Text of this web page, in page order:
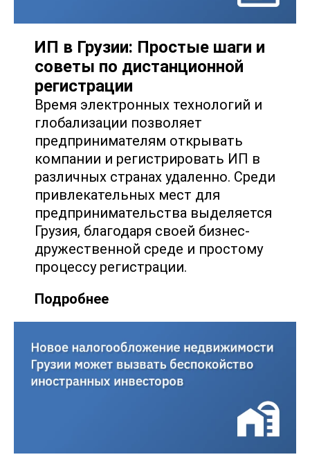
ИП в Грузии: Простые шаги и
советы по дистанционной
регистрации
Время электронных технологий и
глобализации позволяет
предпринимателям открывать
компании и регистрировать ИП в
различных странах удаленно. Среди
привлекательных мест для
предпринимательства выделяется
Грузия, благодаря своей бизнес-
дружественной среде и простому
процессу регистрации.
Подробнее